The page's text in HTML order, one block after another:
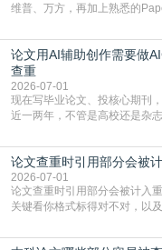
维普、万方，再加上熟悉的
查数值误导。知网（CNKI）是
生联合比对库，能比历届学长
库，期刊投稿用AMLMC/SML
论文用AI辅助创作需要做
查重
2026-07-01
现在写毕业论文、投核心期刊
近一两年，不管是高校还是杂
真的太亏。提前做AIGC检测，
AIGC检测成了论文答辩投稿前
框架，内容都是自己写的，至于
论文查重时引用部分会被
2026-07-01
论文查重时引用部分会被计入重复率？ 学术论文引用部分会不会
关键看你格式标得对不对，以
独占一行，每条文献用[1][2]方